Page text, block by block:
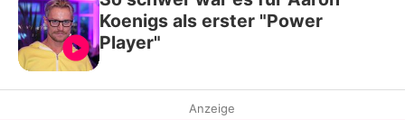
Koenigs als erster "Power
Player"
Anzeige